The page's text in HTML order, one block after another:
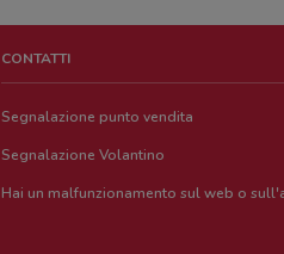
CONTATTI
Segnalazione punto vendita
Segnalazione Volantino
Hai un malfunzionamento sul web o